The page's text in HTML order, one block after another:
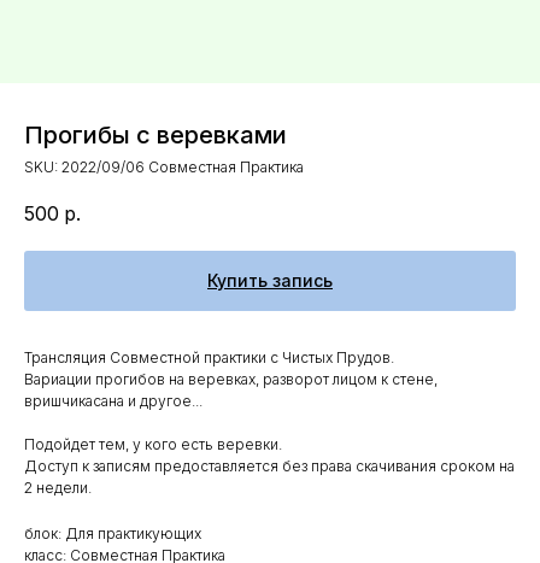
Прогибы с веревками
SKU: 2022/09/06 Совместная Практика
500 р.
Купить запись
Трансляция Совместной практики с Чистых Прудов.
Вариации прогибов на веревках, разворот лицом к стене,
вришчикасана и другое...
Подойдет тем, у кого есть веревки.
Доступ к записям предоставляется без права скачивания сроком на
2 недели.
блок: Для практикующих
класс: Совместная Практика